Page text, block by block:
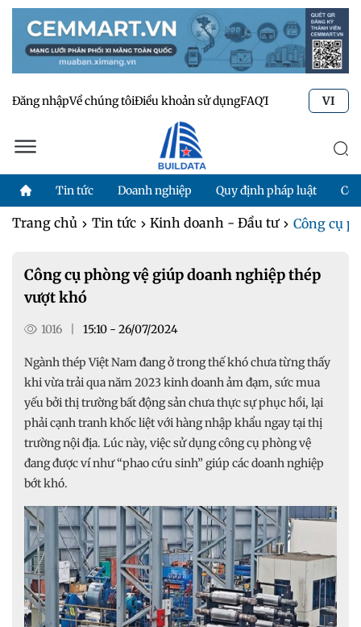
Đăng nhậpVề chúng tôiĐiều khoản sử dụngFAQTư vấn kỹ thuật
VI
Tin tức Doanh nghiệp Quy định pháp luật
Trang chủ Tin tức Kinh doanh - Đầu tư Công cụ
Công cụ phòng vệ giúp doanh nghiệp thép
vượt khó
1016 15:10 - 26/07/2024
Ngành thép Việt Nam đang ở trong thế khó chưa từng thấy
khi vừa trải qua năm 2023 kinh doanh ảm đạm, sức mua
yếu bởi thị trường bất động sản chưa thực sự phục hồi, lại
phải cạnh tranh khốc liệt với hàng nhập khẩu ngay tại thị
trường nội địa. Lúc này, việc sử dụng công cụ phòng vệ
đang được ví như “phao cứu sinh” giúp các doanh nghiệp
bớt khó.